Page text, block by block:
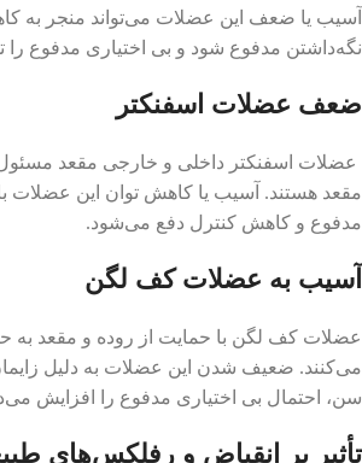
آسیب یا ضعف این عضلات می‌تواند منجر به
نگه‌داشتن مدفوع شود و بی اختیاری مدفوع را
ضعف عضلات اسفنکتر
عضلات اسفنکتر داخلی و خارجی مقعد
مقعد هستند. آسیب یا کاهش توان این عضلات
مدفوع و کاهش کنترل دفع می‌شود.
آسیب به عضلات کف لگن
عضلات کف لگن با حمایت از روده و مقعد به
می‌کنند. ضعیف شدن این عضلات به دلیل
سن، احتمال بی اختیاری مدفوع را افزایش
تأثیر بر انقباض و رفلکس‌های